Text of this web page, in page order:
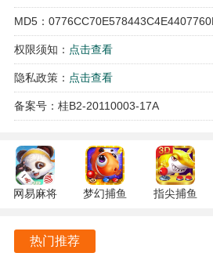
简单易上手的操作方式，适合各个年
用户都能快速融入游戏中。
游戏特色
经典的桂林字牌玩法真实还原，玩家
多样的游戏模式选择，玩家可以根
玩法，享受多元化的游戏体验。
此的感情，使游戏更加有趣。
MD5：
权限须知： 点击查看
隐私政策： 点击查看
备案号：桂B2-20110003-17A
网易麻将
官方版
梦幻捕鱼
卓正版
指尖捕鱼
热门推荐